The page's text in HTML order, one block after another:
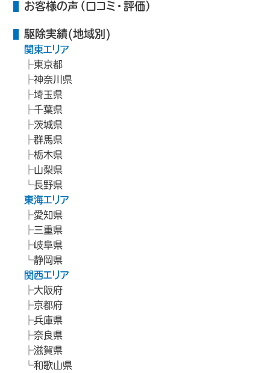
お客様の声（口コミ・評価）
駆除実績(地域別)
関東エリア
東京都
神奈川県
埼玉県
千葉県
茨城県
群馬県
栃木県
山梨県
長野県
東海エリア
愛知県
三重県
岐阜県
静岡県
関西エリア
大阪府
京都府
兵庫県
奈良県
滋賀県
和歌山県